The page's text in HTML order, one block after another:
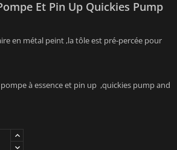
Et Pin Up Quickies Pump
en métal peint ,la tôle est pré-percée pour
à essence et pin up ,quickies pump and